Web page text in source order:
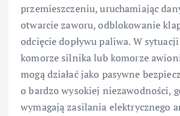
przemieszczeniu, uruchamiając
otwarcie zaworu, odblokowanie
odcięcie dopływu paliwa. W
komorze silnika lub komorze
mogą działać jako pasywne
o bardzo wysokiej niezawodności,
wymagają zasilania elektrycznego